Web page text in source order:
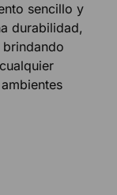
sencillo y
durabilidad,